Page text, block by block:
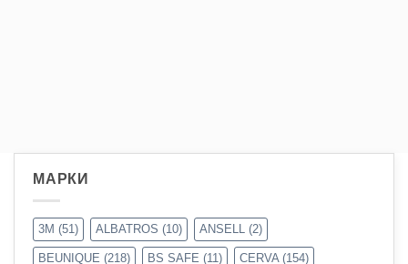
МАРКИ
3M (51) ALBATROS (10) ANSELL (2)
BEUNIQUE (218) BS SAFE (11) CERVA(154)